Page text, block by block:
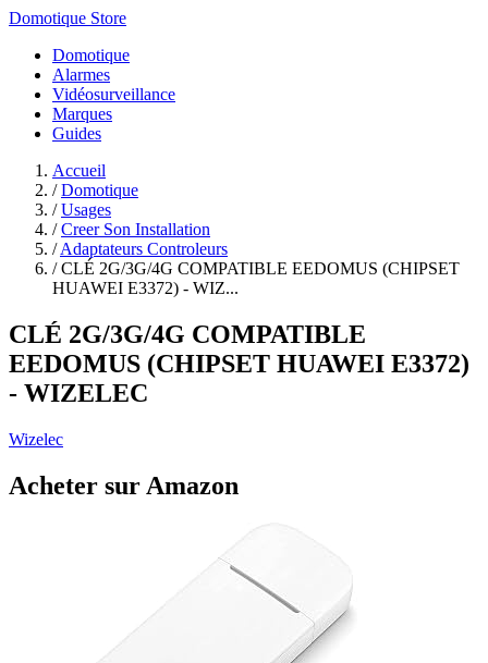
Domotique Store
Domotique
Alarmes
Vidéosurveillance
Marques
Guides
Accueil
/ Domotique
/ Usages
/ Creer Son Installation
/ Adaptateurs Controleurs
/ CLÉ 2G/3G/4G COMPATIBLE EEDOMUS (CHIPSET
HUAWEI E3372) - WIZ...
CLÉ 2G/3G/4G COMPATIBLE
EEDOMUS (CHIPSET HUAWEI E3372)
- WIZELEC
Wizelec
Acheter sur Amazon